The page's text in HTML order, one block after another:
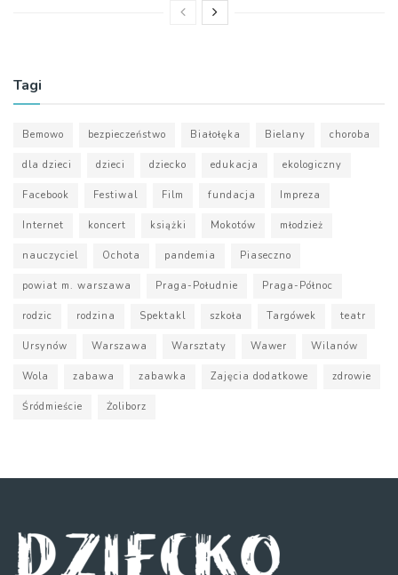
Tagi
Bemowo bezpieczeństwo Białołęka Bielany choroba
dla dzieci dzieci dziecko edukacja ekologiczny
Facebook Festiwal Film fundacja Impreza
Internet koncert książki Mokotów młodzież
nauczyciel Ochota pandemia Piaseczno
powiat m. warszawa Praga-Południe Praga-Północ
rodzic rodzina Spektakl szkoła Targówek teatr
Ursynów Warszawa Warsztaty Wawer Wilanów
Wola zabawa zabawka Zajęcia dodatkowe zdrowie
Śródmieście Żoliborz